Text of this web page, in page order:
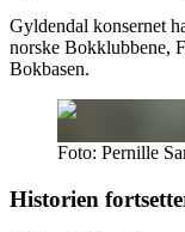
Gyldendal konsernet
norske Bokklubbene,
Bokbasen.
Foto: Pernille
Historien